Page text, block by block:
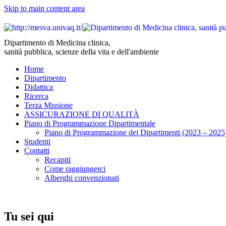
Skip to main content area
Dipartimento di Medicina clinica,
sanità pubblica, scienze della vita e dell'ambiente
Home
Dipartimento
Didattica
Ricerca
Terza Missione
ASSICURAZIONE DI QUALITÀ
Piano di Programmazione Dipartimentale
Piano di Programmazione dei Dipartimenti (2023 –
Studenti
Contatti
Recapiti
Come raggiungerci
Alberghi convenzionati
Tu sei qui